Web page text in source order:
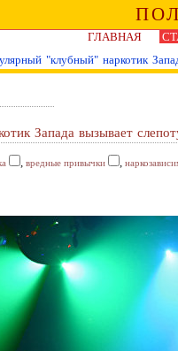
ГЛАВНАЯ
"клубный" наркотик
Запада вызывает
, вредные привычки ,